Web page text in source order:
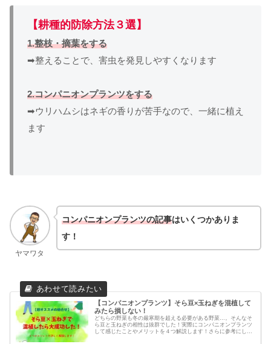
【耕種的防除方法３選】
1.整枝・摘葉をする
➡整えることで、害虫を発見しやすくなります
2.コンパニオンプランツをする
➡ウリハムシはネギの香りが苦手なので、一緒に植え
ます
ヤマワタ
コンパニオンプランツの記事はいくつかありま
す！
【コンパニオンプランツ】そら豆×玉ねぎを混植して
みたら損しない！
どちらの野菜も冬の厳寒期を超える必要がある野菜…。そんなそ
ら豆と玉ねぎの相性は抜群でした！実際にコンパニオンプランツ
して感じたことやメリットを４つ解説します！さらに参考にした